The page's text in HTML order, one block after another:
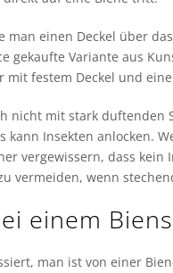
man einen Deckel über
gekaufte Variante aus
mit festem Deckel und
nicht mit stark duftenden
kann Insekten anlocken.
vergewissern, dass kein
vermeiden, wenn
einem
man ist von einer